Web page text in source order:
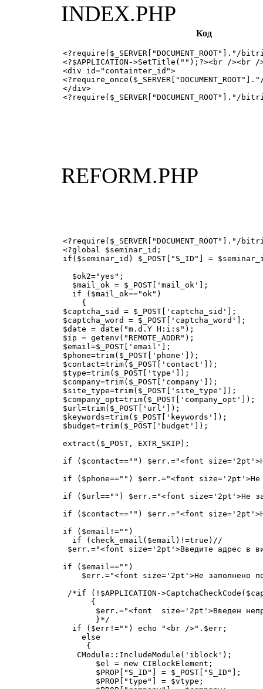
INDEX.PHP
Код
<?require($_SERVER["DOCUMENT_ROOT"]."/
<?$APPLICATION->SetTitle("");?><br /><br /
<div id="containter_id">
</div>
REFORM.PHP
<?global $seminar_id;
if($seminar_id) $_POST["S_ID"] =
$ok2="yes";
$mail_ok = $_POST['mail_ok'];
if ($mail_ok=="ok")
{
$captcha_sid = $_POST['captcha_sid'];
$captcha_word = $_POST['captcha_word'];
$date = date("m.d.Y H:i:s");
$ip = getenv("REMOTE_ADDR");
$email=$_POST['email'];
$phone=trim($_POST['phone']);
$contact=trim($_POST['contact']);
$type=trim($_POST['type']);
$company=trim($_POST['company']);
$site_type=trim($_POST['site_type']);
$company_opt=trim($_POST['company_opt']);
$url=trim($_POST['url']);
$keywords=trim($_POST['keywords']);
$budget=trim($_POST['budget']);
extract($_POST, EXTR_SKIP);
if ($contact=="") $err.="<font size='2pt'>Не
if ($phone=="") $err.="<font size='2pt'>Не
if ($url=="") $err.="<font size='2pt'>Не
if ($contact=="") $err.="<font size='2pt'>Не
if ($email!="")
if (check_email($email)!=true)//
$err.="<font size='2pt'>Введите адрес в
if ($email=="")
$err.="<font size='2pt'>Не заполнено
/*if (!$APPLICATION-
{
$err.="<font  size='2pt'>Введен
}*/
if ($err!="") echo "<br />".$err;
else
{
CModule::IncludeModule('iblock');
$el = new CIBlockElement;
$PROP["S_ID"] = $_POST["S_ID"];
$PROP["type"] = $vtype;